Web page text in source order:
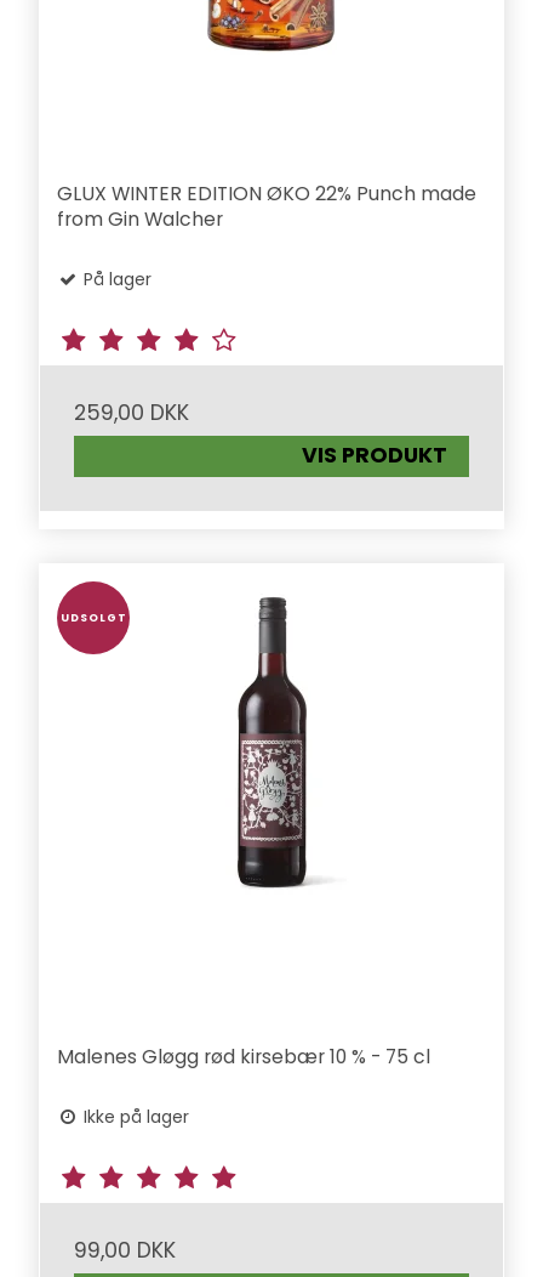
GLUX WINTER EDITION ØKO 22% Punch made
from Gin Walcher
På lager
259,00 DKK
VIS PRODUKT
UDSOLGT
Malenes Gløgg rød kirsebær 10 % - 75 cl
Ikke på lager
99,00 DKK